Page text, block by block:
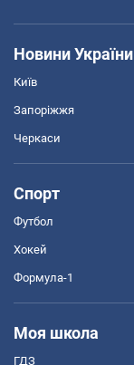
Новини України
Київ
Запоріжжя
Черкаси
Спорт
Футбол
Хокей
Формула-1
Моя школа
ГДЗ